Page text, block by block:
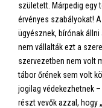
született. Márpedig egy
érvényes szabályokat!
ügyésznek, bírónak
nem vállalták ezt a
szervezetben nem volt
tábor őrének sem volt
jogilag védekezhetnek
részt vevők azzal, hogy